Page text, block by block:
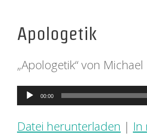
Apologetik
„Apologetik“ von Michael
Audio-
00:00
Datei herunterladen | In